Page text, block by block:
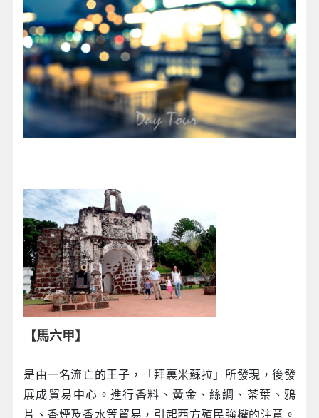
【馬六甲】
是由一名流亡的王子，「拜裏米蘇拉」所發現，後發
展成貿易中心。進行香料、黃金、絲綢、茶葉、鴉
片、香煙及香水等貿易，引起西方殖民強權的注意。